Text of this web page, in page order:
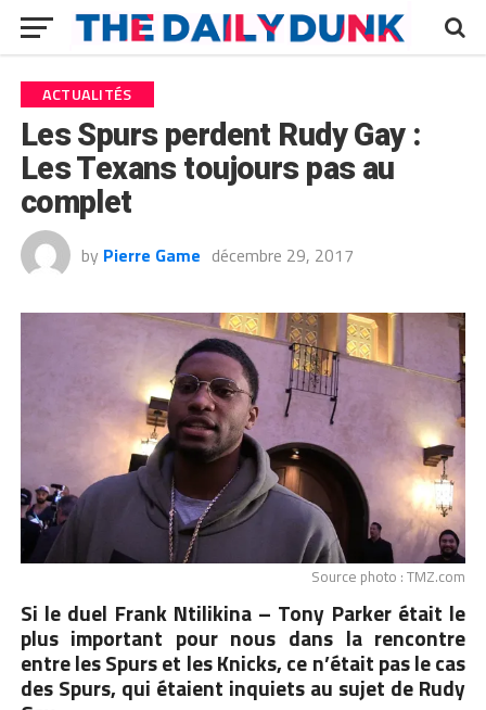
ACTUALITÉS
Les Spurs perdent Rudy Gay :
Les Texans toujours pas au
complet
by Pierre Game décembre 29, 2017
Source photo : TMZ.com
Si le duel Frank Ntilikina – Tony Parker était le
plus important pour nous dans la rencontre
entre les Spurs et les Knicks, ce n’était pas le cas
des Spurs, qui étaient inquiets au sujet de Rudy